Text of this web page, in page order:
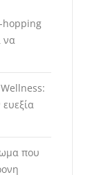
hopping
να
που